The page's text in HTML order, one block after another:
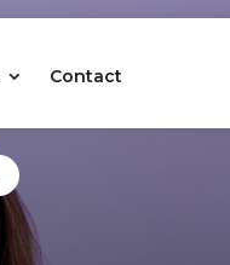
Contact